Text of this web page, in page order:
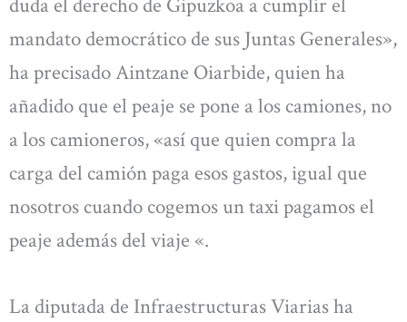
mandato democrático de sus Juntas Generales»,
ha precisado Aintzane Oiarbide, quien ha
añadido que el peaje se pone a los camiones, no
a los camioneros, «así que quien compra la
carga del camión paga esos gastos, igual que
nosotros cuando cogemos un taxi pagamos el
peaje además del viaje «.
La diputada de Infraestructuras Viarias ha